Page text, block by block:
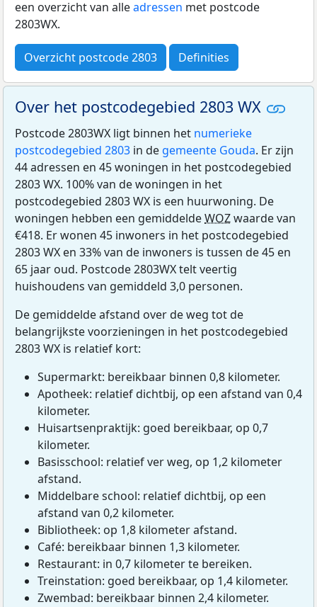
een overzicht van alleadressen met postcode
2803WX.
Overzicht postcode 2803 Definities
Over het postcodegebied 2803 WX
Postcode 2803WX ligt binnen het numerieke
postcodegebied 2803 in de gemeente Gouda. Er zijn
44 adressen en 45 woningen in het postcodegebied
2803 WX. 100% van de woningen in het
postcodegebied 2803 WX is een huurwoning. De
woningen hebben een gemiddeldeWOZwaarde van
€418. Er wonen 45 inwoners in het postcodegebied
2803 WX en 33% van de inwoners is tussen de 45 en
65 jaar oud. Postcode 2803WX telt veertig
huishoudens van gemiddeld 3,0 personen.
De gemiddelde afstand over de weg tot de
belangrijkste voorzieningen in het postcodegebied
2803 WX is relatief kort:
Supermarkt: bereikbaar binnen 0,8 kilometer.
Apotheek: relatief dichtbij, op een afstand van 0,4
kilometer.
Huisartsenpraktijk: goed bereikbaar, op 0,7
kilometer.
Basisschool: relatief ver weg, op 1,2 kilometer
afstand.
Middelbare school: relatief dichtbij, op een
afstand van 0,2 kilometer.
Bibliotheek: op 1,8 kilometer afstand.
Café: bereikbaar binnen 1,3 kilometer.
Restaurant: in 0,7 kilometer te bereiken.
Treinstation: goed bereikbaar, op 1,4 kilometer.
Zwembad: bereikbaar binnen 2,4 kilometer.